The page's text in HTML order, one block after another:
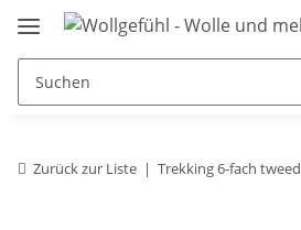
Zurück zur Liste Trekking 6-fach tweed